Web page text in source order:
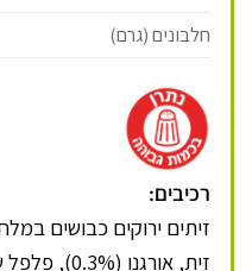
חלבונים (גרם)
רכיבים:
זית, אורגנו (0.3%), פלפל שחור.